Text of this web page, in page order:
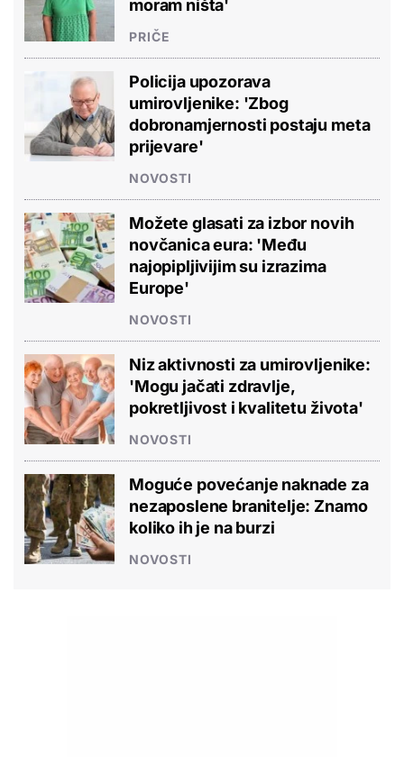
moram ništa'
PRIČE
Policija upozorava
umirovljenike: 'Zbog
dobronamjernosti postaju meta
prijevare'
NOVOSTI
Možete glasati za izbor novih
novčanica eura: 'Među
najopipljivijim su izrazima
Europe'
NOVOSTI
Niz aktivnosti za umirovljenike:
'Mogu jačati zdravlje,
pokretljivost i kvalitetu života'
NOVOSTI
Moguće povećanje naknade za
nezaposlene branitelje: Znamo
koliko ih je na burzi
NOVOSTI